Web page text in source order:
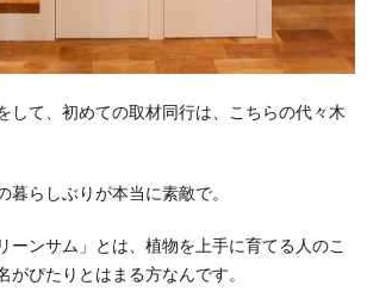
して、初めての取材同行は、こちらの代々木
暮らしぶりが本当に素敵で。
ーンサム」とは、植物を上手に育てる人のこ
がぴたりとはまる方なんです。